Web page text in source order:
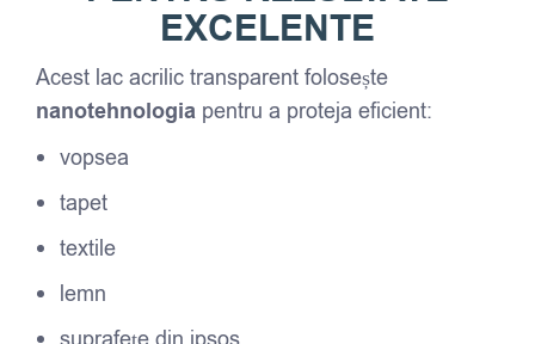
EXCELENTE
Acest lac acrilic transparent folosește
nanotehnologia pentru a proteja eficient:
vopsea
tapet
textile
lemn